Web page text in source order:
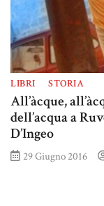
LIBRI STORIA
All’àcque,
dell’acqua a
D’Ingeo
29 Giugno 2016